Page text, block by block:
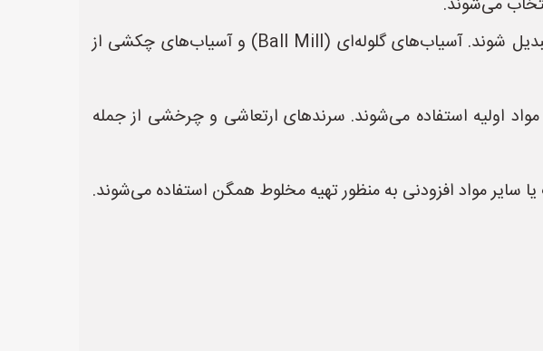
می‌شوند.
* **آسیاب‌ها:** پس از سنگ شکن، مواد خرد شده وارد آسیاب‌ها می‌شوند تا به پودر تبدیل شوند. آسیاب‌های گلوله‌ای (Ball Mill) و آسیاب‌های چکشی از
اولیه استفاده می‌شوند. سرندهای ارتعاشی و چرخشی از جمله
مواد افزودنی به منظور تهیه مخلوط همگن استفاده می‌شوند.